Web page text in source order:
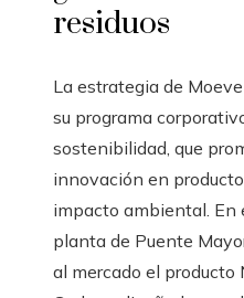
residuos
La estrategia de
su programa
sostenibilidad, que
innovación en
impacto ambiental. En
planta de Puente
al mercado el